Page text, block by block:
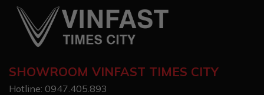
SHOWROOM VINFAST TIMES CITY
Hotline: 0947.405.893